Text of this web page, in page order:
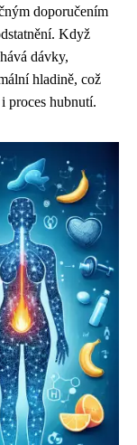
doporučením
Když
dávky,
hladině, což
proces hubnutí.